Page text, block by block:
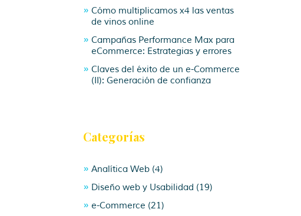
Cómo multiplicamos x4 las ventas
de vinos online
Campañas Performance Max para
eCommerce: Estrategias y errores
Claves del éxito de un e-Commerce
(II): Generación de confianza
Categorías
Analítica Web (4)
Diseño web y Usabilidad (19)
e-Commerce (21)